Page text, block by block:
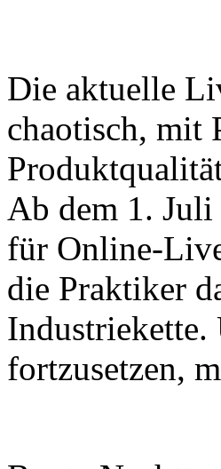
Die aktuelle
chaotisch, mit
Ab dem 1.
für Online-
die Praktiker
Industriekette.
fortzusetzen,